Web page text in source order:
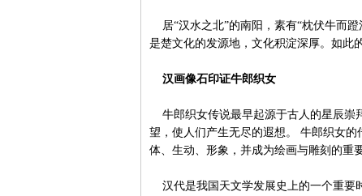
居“汉水之北”的南阳，素有“枕伏牛而蹬
是楚文化的发源地，文化积淀深厚。如此
汉画像石印证牛郎织女
牛郎织女传说最早起源于古人的星辰崇
望，使人们产生无尽的遐想。 牛郎织女
体、生动、形象，并成为绘画与雕刻的重
汉代是我国天文学发展史上的一个重要